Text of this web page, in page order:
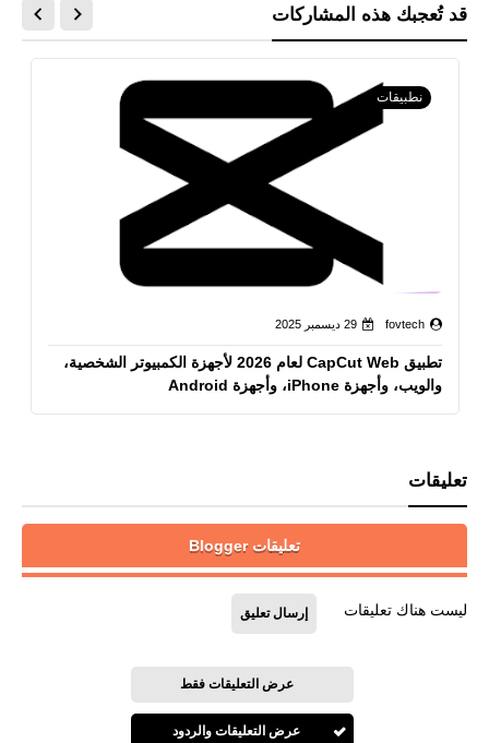
قد تُعجبك هذه المشاركات
نطبيقات
fovtech 29 ديسمبر 2025
تطبيق CapCut Web لعام 2026 لأجهزة الكمبيوتر الشخصية،
والويب، وأجهزة iPhone، وأجهزة Android
تعليقات
تعليقات Blogger
ليست هناك تعليقات إرسال تعليق
عرض التعليقات فقط
عرض التعليقات والردود